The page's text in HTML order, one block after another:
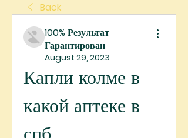
Back
100% Результат
Гарантирован
August 29, 2023
Капли колме в
какой аптеке в